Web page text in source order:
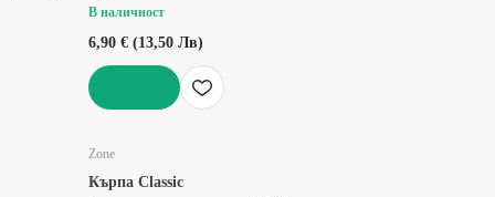
В наличност
6,90 € (13,50 Лв)
Zone
Кърпа Classic